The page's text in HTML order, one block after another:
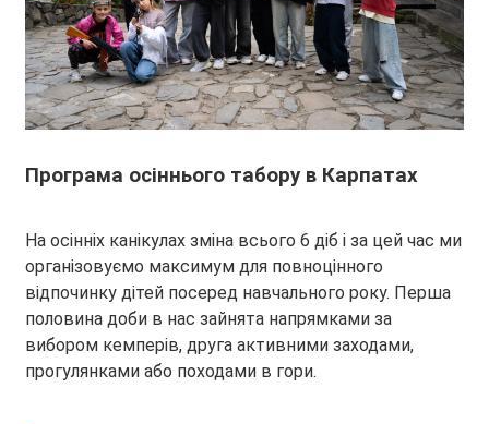
Програма осіннього табору в Карпатах
На осінніх канікулах зміна всього 6 діб і за цей час ми
організовуємо максимум для повноцінного
відпочинку дітей посеред навчального року. Перша
половина доби в нас зайнята напрямками за
вибором кемперів, друга активними заходами,
прогулянками або походами в гори.